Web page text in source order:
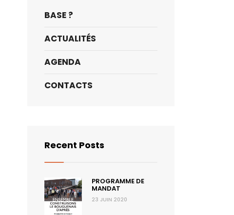
BASE ?
ACTUALITÉS
AGENDA
CONTACTS
Recent Posts
PROGRAMME DE
MANDAT
23 JUIN 2020